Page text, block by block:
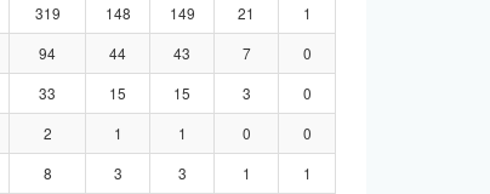
319 148 149 21
1
94 44 43 7
0
33 15 15 3
0
2 1 1 0
0
8 3 3 1
1